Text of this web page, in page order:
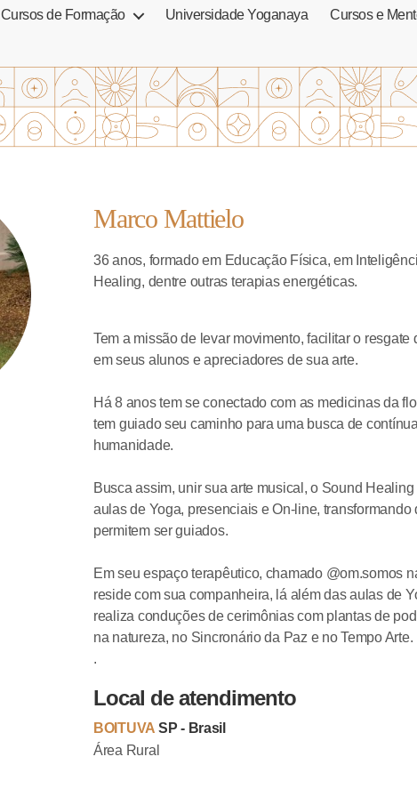
Cursos de Formação Universidade Yoganaya Cursos e
Marco Mattielo
36 anos, formado em Educação Física, em
Healing, dentre outras terapias energéticas.
Tem a missão de levar movimento, facilitar o
em seus alunos e apreciadores de sua arte.
Há 8 anos tem se conectado com as medicinas da
tem guiado seu caminho para uma busca de
humanidade.
Busca assim, unir sua arte musical, o Sound
aulas de Yoga, presenciais e On-line, transformando
permitem ser guiados.
Em seu espaço terapêutico, chamado @om.somos
reside com sua companheira, lá além das aulas de
realiza conduções de cerimônias com plantas de
na natureza, no Sincronário da Paz e no Tempo Arte.
.
Local de atendimento
BOITUVA SP - Brasil
Área Rural